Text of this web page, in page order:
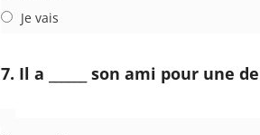
Je vais
7. Il a ______ son ami pour une